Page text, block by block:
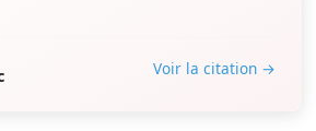
Voir la citation →